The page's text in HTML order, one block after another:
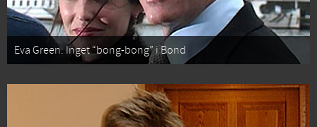
Eva Green: Inget “bong-bong” i Bond